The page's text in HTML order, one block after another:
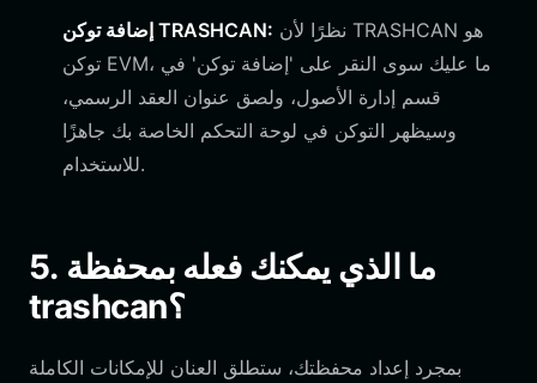
إضافة توكن TRASHCAN:
توكن EVM، ما عليك سوى النقر على 'إضافة توكن' في
قسم إدارة الأصول، ولصق عنوان العقد الرسمي،
وسيظهر التوكن في لوحة التحكم الخاصة بك جاهزًا
للاستخدام.
5. ما الذي يمكنك فعله بمحفظة
trashcan؟
بمجرد إعداد محفظتك، ستطلق العنان للإمكانات الكاملة